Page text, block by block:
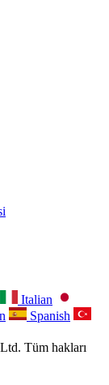
Italian
Spanish
Tüm hakları